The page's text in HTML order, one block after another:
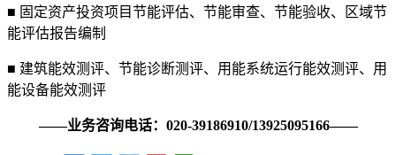
■ 固定资产投资项目节能评估、节能审查、节能验收、区域节
能评估报告编制
■ 建筑能效测评、节能诊断测评、用能系统运行能效测评、用
能设备能效测评
——业务咨询电话：020-39186910/13925095166——